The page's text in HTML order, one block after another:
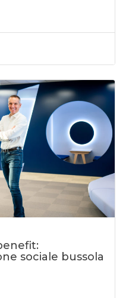
sociale bussola